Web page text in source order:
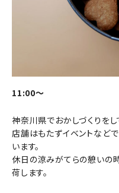
11:00～
神奈川県でおかしづくりをし
店舗はもたずイベントなど
います。
休日の涼みがてらの憩いの
荷します。